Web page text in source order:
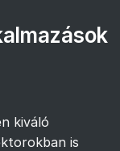
kiváló
is